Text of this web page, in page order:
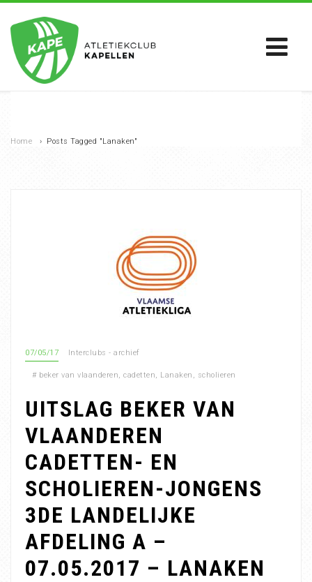
Home › Posts Tagged "Lanaken"
07/05/17 Interclubs - archief
# beker van vlaanderen, cadetten, Lanaken , scholieren
UITSLAG BEKER VAN
VLAANDEREN
CADETTEN- EN
SCHOLIEREN-JONGENS
3DE LANDELIJKE
AFDELING A –
07.05.2017 – LANAKEN